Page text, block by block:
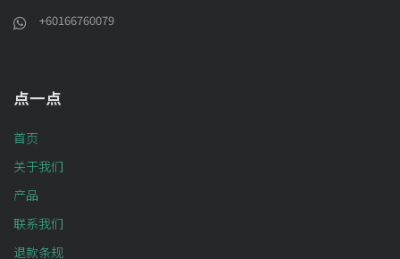
+60166760079
点一点
首页
关于我们
产品
联系我们
退款条规